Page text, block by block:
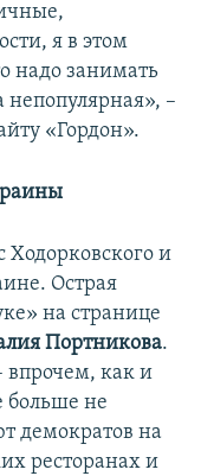
я в этом
надо занимать
–
«Гордон».
Ходорковского и
Острая
на странице
Портникова.
впрочем, как и
больше не
демократов на
ресторанах и